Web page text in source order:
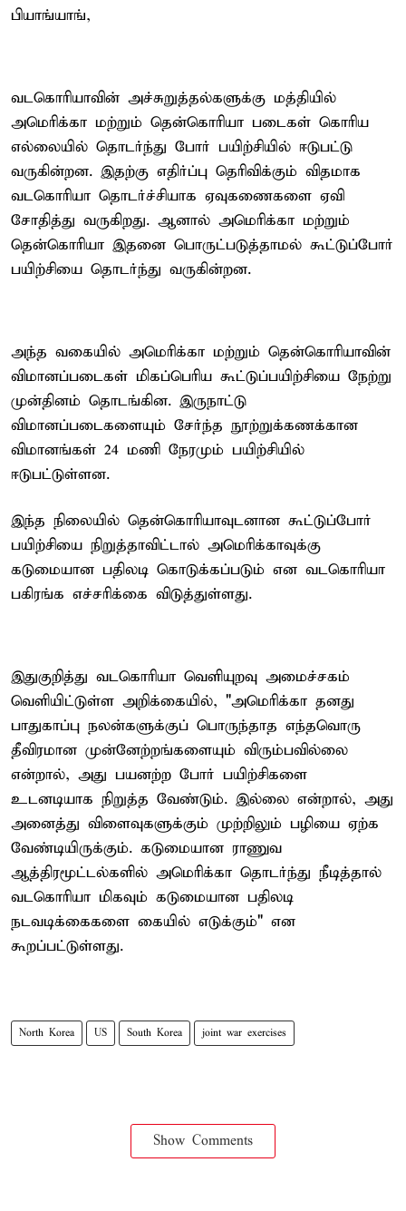
பியாங்யாங்,
வடகொரியாவின் அச்சுறுத்தல்களுக்கு மத்தியில்
அமெரிக்கா மற்றும் தென்கொரியா படைகள் கொரிய
எல்லையில் தொடர்ந்து போர் பயிற்சியில் ஈடுபட்டு
வருகின்றன. இதற்கு எதிர்ப்பு தெரிவிக்கும் விதமாக
வடகொரியா தொடர்ச்சியாக ஏவுகணைகளை ஏவி
சோதித்து வருகிறது. ஆனால் அமெரிக்கா மற்றும்
தென்கொரியா இதனை பொருட்படுத்தாமல் கூட்டுப்போர்
பயிற்சியை தொடர்ந்து வருகின்றன.
அந்த வகையில் அமெரிக்கா மற்றும் தென்கொரியாவின்
விமானப்படைகள் மிகப்பெரிய கூட்டுப்பயிற்சியை நேற்று
முன்தினம் தொடங்கின. இருநாட்டு
விமானப்படைகளையும் சேர்ந்த நூற்றுக்கணக்கான
விமானங்கள் 24 மணி நேரமும் பயிற்சியில்
ஈடுபட்டுள்ளன.
இந்த நிலையில் தென்கொரியாவுடனான கூட்டுப்போர்
பயிற்சியை நிறுத்தாவிட்டால் அமெரிக்காவுக்கு
கடுமையான பதிலடி கொடுக்கப்படும் என வடகொரியா
பகிரங்க எச்சரிக்கை விடுத்துள்ளது.
இதுகுறித்து வடகொரியா வெளியுறவு அமைச்சகம்
வெளியிட்டுள்ள அறிக்கையில், "அமெரிக்கா தனது
பாதுகாப்பு நலன்களுக்குப் பொருந்தாத எந்தவொரு
தீவிரமான முன்னேற்றங்களையும் விரும்பவில்லை
என்றால், அது பயனற்ற போர் பயிற்சிகளை
உடனடியாக நிறுத்த வேண்டும். இல்லை என்றால், அது
அனைத்து விளைவுகளுக்கும் முற்றிலும் பழியை ஏற்க
வேண்டியிருக்கும். கடுமையான ராணுவ
ஆத்திரமூட்டல்களில் அமெரிக்கா தொடர்ந்து நீடித்தால்
வடகொரியா மிகவும் கடுமையான பதிலடி
நடவடிக்கைகளை கையில் எடுக்கும்" என
கூறப்பட்டுள்ளது.
North Korea US South Korea joint war exercises
Show Comments